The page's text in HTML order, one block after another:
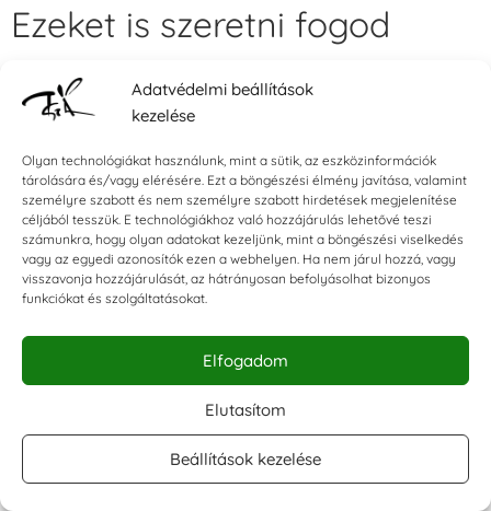
Adatvédelmi beállítások
kezelése
Olyan technológiákat használunk, mint a sütik, az eszközinformációk
tárolására és/vagy elérésére. Ezt a böngészési élmény javítása, valamint
személyre szabott és nem személyre szabott hirdetések megjelenítése
céljából tesszük. E technológiákhoz való hozzájárulás lehetővé teszi
számunkra, hogy olyan adatokat kezeljünk, mint a böngészési viselkedés
vagy az egyedi azonosítók ezen a webhelyen. Ha nem járul hozzá, vagy
visszavonja hozzájárulását, az hátrányosan befolyásolhat bizonyos
funkciókat és szolgáltatásokat.
Elfogadom
Elutasítom
Beállítások kezelése
❮
Ezeket is szeretni fogod
Tintapárna – Fekete Tintapárna – Friss zöld
590Ft
❯